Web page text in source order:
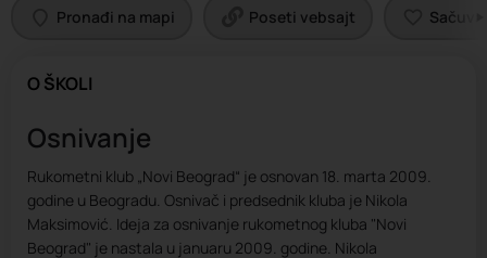
Pronađi na mapi Poseti vebsajt
O ŠKOLI
Osnivanje
Rukometni klub „Novi Beograd“ je osnovan 18. marta 2009.
godine u Beogradu. Osnivač i predsednik kluba je Nikola
Maksimović. Ideja za osnivanje rukometnog kluba "Novi
Beograd" je nastala u januaru 2009. godine. Nikola